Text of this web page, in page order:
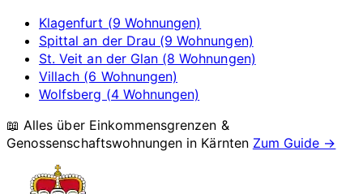
Klagenfurt (9 Wohnungen)
Spittal an der Drau (9 Wohnungen)
St. Veit an der Glan (8 Wohnungen)
Villach (6 Wohnungen)
Wolfsberg (4 Wohnungen)
📖 Alles über Einkommensgrenzen &
Genossenschaftswohnungen in Kärnten Zum Guide →